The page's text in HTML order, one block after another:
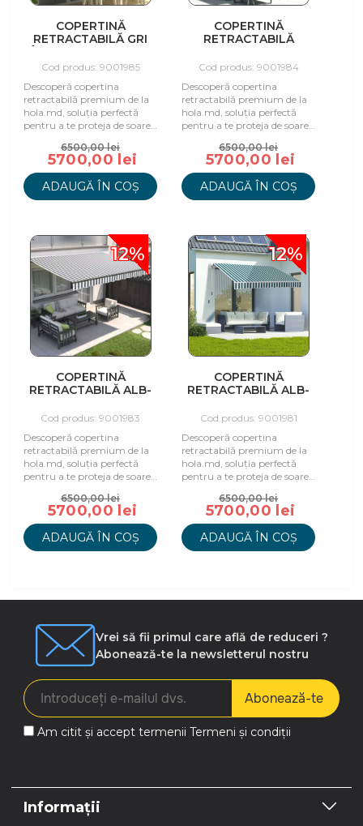
COPERTINĂ
RETRACTABILĂ GRI
Cod produs: 9001985
Descoperă copertina
retractabilă premium de la
hola.md, soluția perfectă
pentru a te proteja de soare
aer liber.6500,00 lei
5700,00 lei
ADAUGĂ ÎN COȘ
COPERTINĂ
RETRACTABILĂ
CM
Cod produs: 9001984
Descoperă copertina
retractabilă premium de la
hola.md, soluția perfectă
pentru a te proteja de soare
aer liber.6500,00 lei
5700,00 lei
ADAUGĂ ÎN COȘ
12%
COPERTINĂ
RETRACTABILĂ ALB-
Cod produs: 9001983
Descoperă copertina
retractabilă premium de la
hola.md, soluția perfectă
pentru a te proteja de soare
aer liber.6500,00 lei
5700,00 lei
ADAUGĂ ÎN COȘ
12%
COPERTINĂ
RETRACTABILĂ ALB-
Cod produs: 9001981
Descoperă copertina
retractabilă premium de la
hola.md, soluția perfectă
pentru a te proteja de soare
aer liber.6500,00 lei
5700,00 lei
ADAUGĂ ÎN COȘ
Vrei să fii primul care află de reduceri ?
Abonează-te la newsletterul nostru
Abonează-te
Am citit și accept termenii Termeni și condiții
Informații